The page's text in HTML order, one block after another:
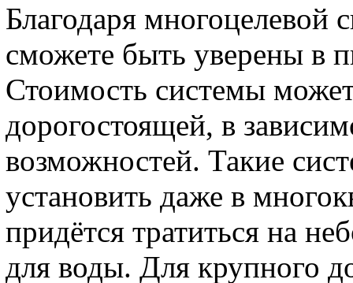
Благодаря многоцелевой
сможете быть уверены в
Стоимость системы
дорогостоящей, в
возможностей. Такие
установить даже в
придётся тратиться на
для воды. Для крупного